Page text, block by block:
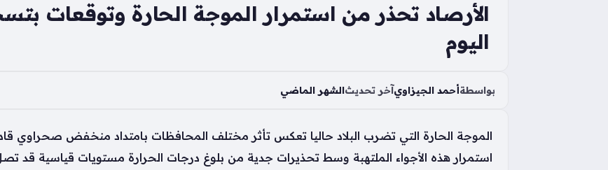
اليوم
بواسطةأحمد الجيزاويآخر تحديثالشهر الماضي
الموجة الحارة التي تضرب البلاد حاليا تعكس تأثر مختلف المحافظات بامتداد منخفض صحراوي